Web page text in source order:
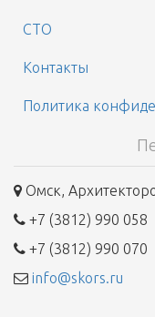
СТО
Контакты
Политика
Омск,
+7 (3812) 990 058
+7 (3812) 990 070
info@skors.ru